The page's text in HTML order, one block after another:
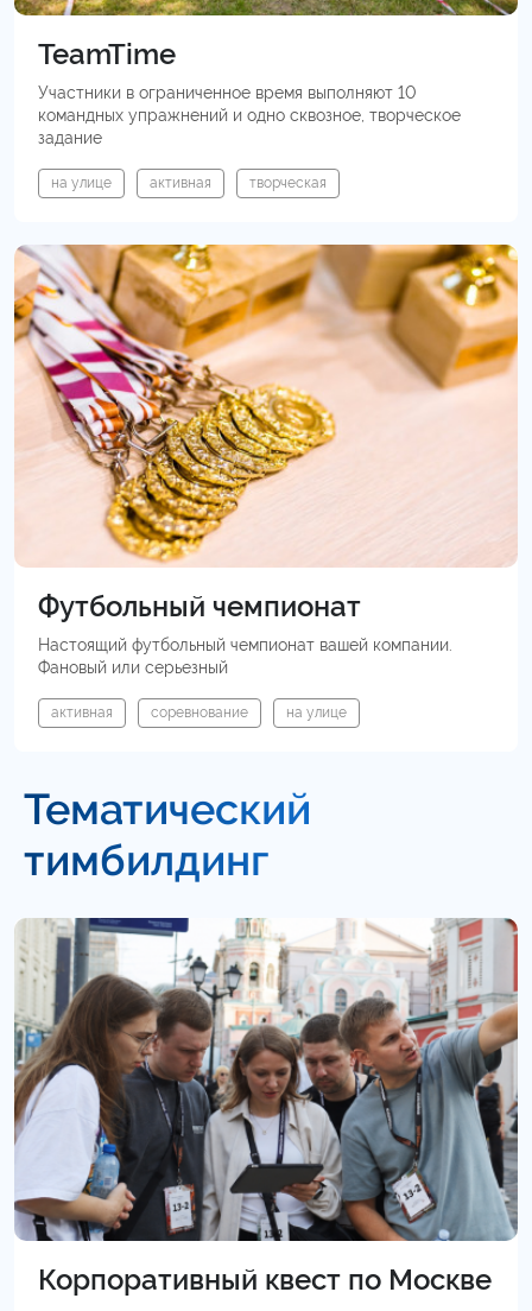
TeamTime
Участники в ограниченное время выполняют 10
командных упражнений и одно сквозное, творческое
задание
на улице активная творческая
Футбольный чемпионат
Настоящий футбольный чемпионат вашей компании.
Фановый или серьезный
активная соревнование на улице
Тематический
тимбилдинг
Корпоративный квест по Москве